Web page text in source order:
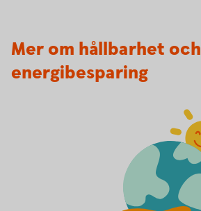
Mer om hållbarhet och
energibesparing